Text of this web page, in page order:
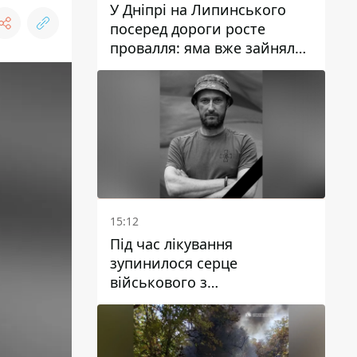
У Дніпрі на Липинського
посеред дороги росте
провалля: яма вже зайняла
смугу руху
15:12
Під час лікування
зупинилося серце
військового з
Дніпропетровської області
Ростислава Лупашка